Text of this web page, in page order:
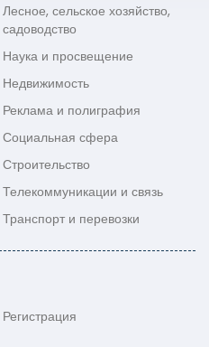
Лесное, сельское хозяйство,
садоводство
Наука и просвещение
Недвижимость
Реклама и полиграфия
Социальная сфера
Строительство
Телекоммуникации и связь
Транспорт и перевозки
Регистрация